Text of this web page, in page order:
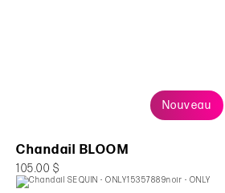
Nouveau
Chandail BLOOM
105.00 $